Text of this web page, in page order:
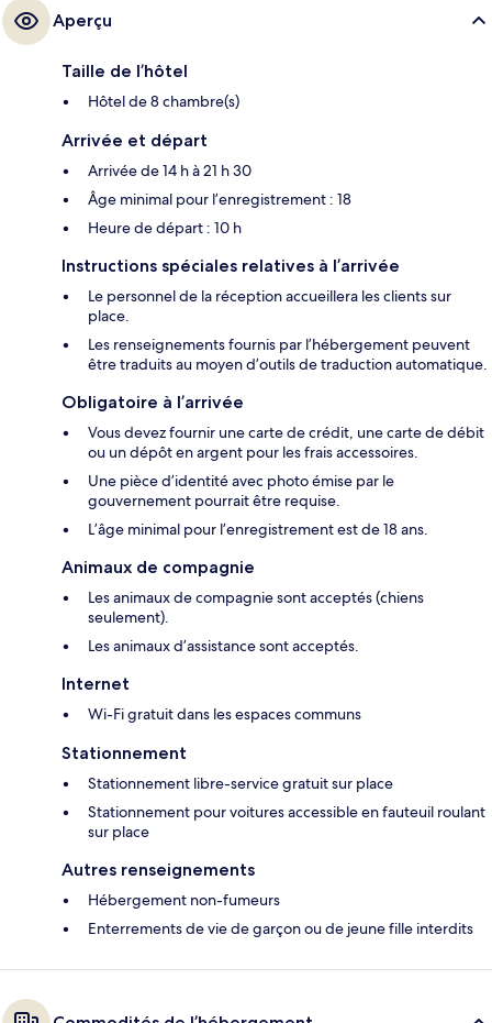
Aperçu
Taille de l’hôtel
Hôtel de 8 chambre(s)
Arrivée et départ
Arrivée de 14 h à 21 h 30
Âge minimal pour l’enregistrement : 18
Heure de départ : 10 h
Instructions spéciales relatives à l’arrivée
Le personnel de la réception accueillera les clients sur
place.
Les renseignements fournis par l’hébergement peuvent
être traduits au moyen d’outils de traduction automatique.
Obligatoire à l’arrivée
Vous devez fournir une carte de crédit, une carte de débit
ou un dépôt en argent pour les frais accessoires.
Une pièce d’identité avec photo émise par le
gouvernement pourrait être requise.
L’âge minimal pour l’enregistrement est de 18 ans.
Animaux de compagnie
Les animaux de compagnie sont acceptés (chiens
seulement).
Les animaux d’assistance sont acceptés.
Internet
Wi-Fi gratuit dans les espaces communs
Stationnement
Stationnement libre-service gratuit sur place
Stationnement pour voitures accessible en fauteuil roulant
sur place
Autres renseignements
Hébergement non-fumeurs
Enterrements de vie de garçon ou de jeune fille interdits